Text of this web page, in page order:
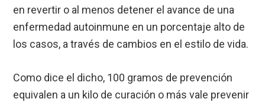
en revertir o al menos detener el avance de una
enfermedad autoinmune en un porcentaje alto de
los casos, a través de cambios en el estilo de vida.
Como dice el dicho, 100 gramos de prevención
equivalen a un kilo de curación o más vale prevenir